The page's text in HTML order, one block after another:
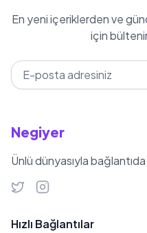
En yeni içeriklerden ve
için
Negiyer
Ünlü dünyasıyla
Hızlı Bağlantılar